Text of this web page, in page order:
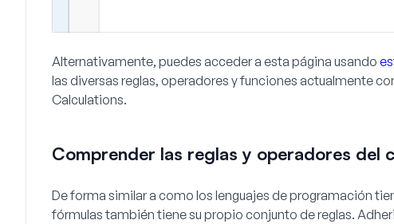
Alternativamente, puedes acceder a esta página usando
las diversas reglas, operadores y funciones actualmente
Calculations.
Comprender las reglas y operadores del
De forma similar a como los lenguajes de programación
fórmulas también tiene su propio conjunto de reglas.